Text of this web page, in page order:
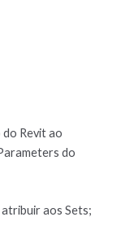
Revit ao
do
aos Sets;